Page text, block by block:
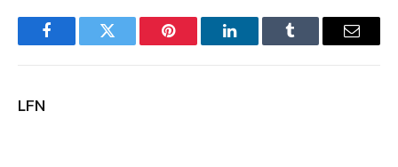
FacebookTwitter Pinterest LinkedInTumblr Email
LFN